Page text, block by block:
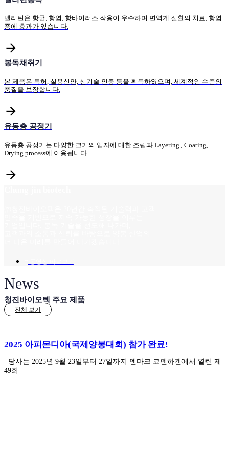
멜리틴은 항균, 항염, 항바이러스 작용이 우수하며 면역계 질환의 치료, 항염
증에 효과가 있습니다.
봉독채취기
본 제품은 특허, 실용신안, 신기술 인증 등을 획득하였으며, 세계적인 수준의
품질을 보장합니다.
유동층 공정기
유동층 공정기는 다양한 크기의 입자에 대한 조립과 Layering , Coating,
Drying process에 이용됩니다.
News
청진바이오텍 주요 제품
전체 보기
2025 아피몬디아(국제양봉대회) 참가 완료!
당사는 2025년 9월 23일부터 27일까지 덴마크 코펜하겐에서 열린 제
49회